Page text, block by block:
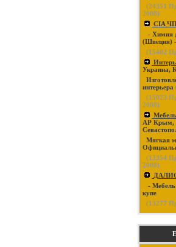
(24351
2008)
CIA
- Химия
(Швеция)
(15402
Украина,
интерьера
(15023
2008)
АР Крым,
Мягкая
(13354
2008)
-
купе
(13277